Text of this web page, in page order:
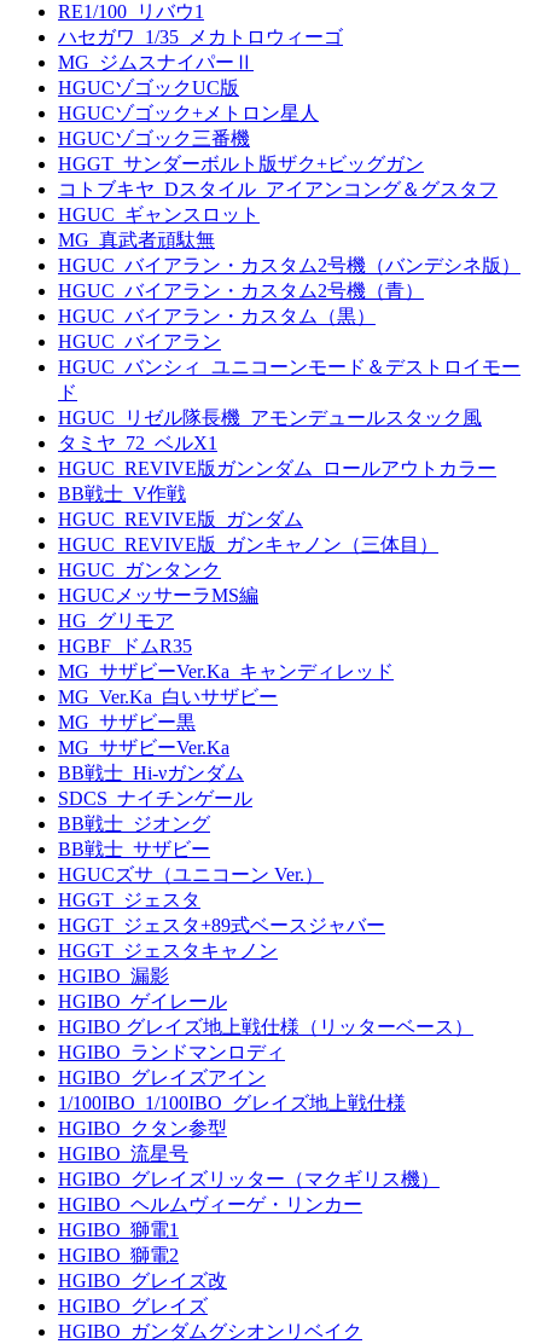
RE1/100_リバウ1
ハセガワ_1/35_メカトロウィーゴ
MG_ジムスナイパーⅡ
HGUCゾゴックUC版
HGUCゾゴック+メトロン星人
HGUCゾゴック三番機
HGGT_サンダーボルト版ザク+ビッグガン
コトブキヤ_Dスタイル_アイアンコング＆グスタフ
HGUC_ギャンスロット
MG_真武者頑駄無
HGUC_バイアラン・カスタム2号機（バンデシネ版）
HGUC_バイアラン・カスタム2号機（青）
HGUC_バイアラン・カスタム（黒）
HGUC_バイアラン
HGUC_バンシィ_ユニコーンモード＆デストロイモー
ド
HGUC_リゼル隊長機_アモンデュールスタック風
タミヤ_72_ベルX1
HGUC_REVIVE版ガンンダム_ロールアウトカラー
BB戦士_V作戦
HGUC_REVIVE版_ガンダム
HGUC_REVIVE版_ガンキャノン（三体目）
HGUC_ガンタンク
HGUCメッサーラMS編
HG_グリモア
HGBF_ドムR35
MG_サザビーVer.Ka_キャンディレッド
MG_Ver.Ka_白いサザビー
MG_サザビー黒
MG_サザビーVer.Ka
BB戦士_Hi-νガンダム
SDCS_ナイチンゲール
BB戦士_ジオング
BB戦士_サザビー
HGUCズサ（ユニコーン Ver.）
HGGT_ジェスタ
HGGT_ジェスタ+89式ベースジャバー
HGGT_ジェスタキャノン
HGIBO_漏影
HGIBO_ゲイレール
HGIBO グレイズ地上戦仕様（リッターベース）
HGIBO_ランドマンロディ
HGIBO_グレイズアイン
1/100IBO_1/100IBO_グレイズ地上戦仕様
HGIBO_クタン参型
HGIBO_流星号
HGIBO_グレイズリッター（マクギリス機）
HGIBO_ヘルムヴィーゲ・リンカー
HGIBO_獅電1
HGIBO_獅電2
HGIBO_グレイズ改
HGIBO_グレイズ
HGIBO_ガンダムグシオンリベイク